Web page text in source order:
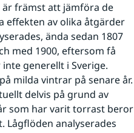
främst att jämföra de
effekten av olika åtgärder
ända sedan 1807
med 1900, eftersom få
generellt i Sverige.
milda vintrar på senare år.
delvis på grund av
som har varit torrast beror
Lågflöden analyserades